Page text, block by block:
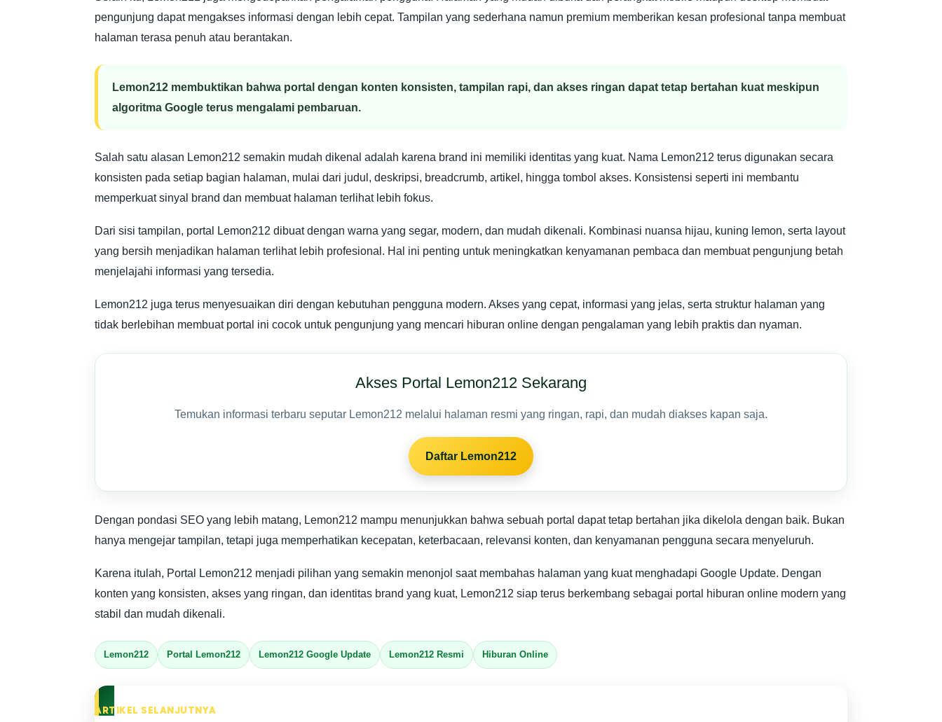
pengunjung dapat mengakses informasi dengan lebih cepat. Tampilan yang sederhana namun premium memberikan kesan profesional tanpa membuat
halaman terasa penuh atau berantakan.
Lemon212 membuktikan bahwa portal dengan konten konsisten, tampilan rapi, dan akses ringan dapat tetap bertahan kuat meskipun
algoritma Google terus mengalami pembaruan.
Salah satu alasan Lemon212 semakin mudah dikenal adalah karena brand ini memiliki identitas yang kuat. Nama Lemon212 terus digunakan secara
konsisten pada setiap bagian halaman, mulai dari judul, deskripsi, breadcrumb, artikel, hingga tombol akses. Konsistensi seperti ini membantu
memperkuat sinyal brand dan membuat halaman terlihat lebih fokus.
Dari sisi tampilan, portal Lemon212 dibuat dengan warna yang segar, modern, dan mudah dikenali. Kombinasi nuansa hijau, kuning lemon, serta layout
yang bersih menjadikan halaman terlihat lebih profesional. Hal ini penting untuk meningkatkan kenyamanan pembaca dan membuat pengunjung betah
menjelajahi informasi yang tersedia.
Lemon212 juga terus menyesuaikan diri dengan kebutuhan pengguna modern. Akses yang cepat, informasi yang jelas, serta struktur halaman yang
tidak berlebihan membuat portal ini cocok untuk pengunjung yang mencari hiburan online dengan pengalaman yang lebih praktis dan nyaman.
Akses Portal Lemon212 Sekarang
Temukan informasi terbaru seputar Lemon212 melalui halaman resmi yang ringan, rapi, dan mudah diakses kapan saja.
Daftar Lemon212
Dengan pondasi SEO yang lebih matang, Lemon212 mampu menunjukkan bahwa sebuah portal dapat tetap bertahan jika dikelola dengan baik. Bukan
hanya mengejar tampilan, tetapi juga memperhatikan kecepatan, keterbacaan, relevansi konten, dan kenyamanan pengguna secara menyeluruh.
Karena itulah, Portal Lemon212 menjadi pilihan yang semakin menonjol saat membahas halaman yang kuat menghadapi Google Update. Dengan
konten yang konsisten, akses yang ringan, dan identitas brand yang kuat, Lemon212 siap terus berkembang sebagai portal hiburan online modern yang
stabil dan mudah dikenali.
Lemon212 Portal Lemon212 Lemon212 Google Update Lemon212 Resmi Hiburan Online
ARTIKEL SELANJUTNYA